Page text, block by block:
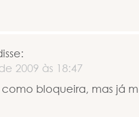
2009 às 18:47
bloqueira, mas já